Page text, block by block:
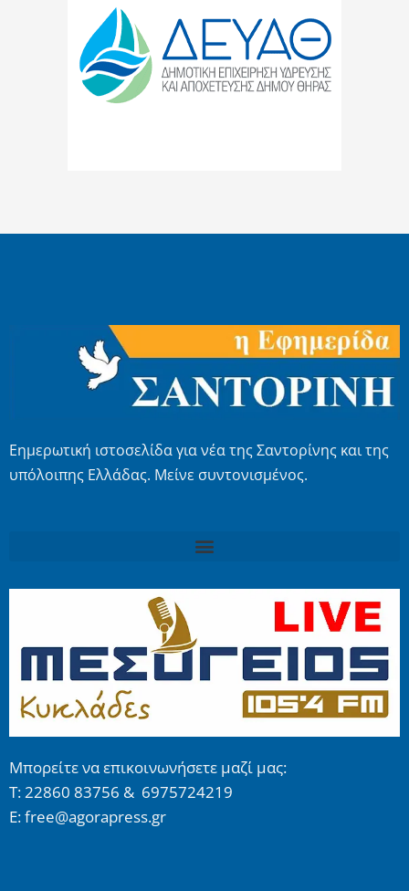
Εημερωτική ιστοσελίδα για νέα της Σαντορίνης και της
υπόλοιπης Ελλάδας. Μείνε συντονισμένος.
Μπορείτε να επικοινωνήσετε μαζί μας:
Τ: 22860 83756 & 6975724219
E: free@agorapress.gr